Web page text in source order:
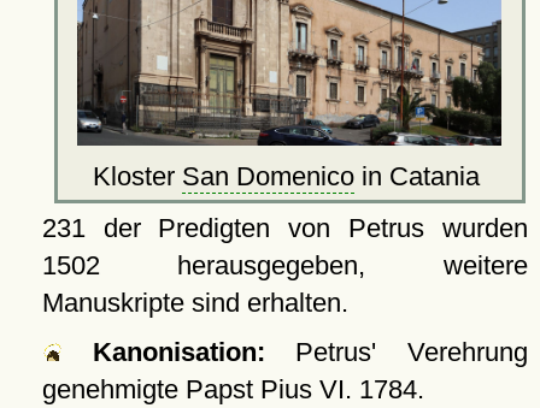
Kloster San Domenicoin Catania
231 der Predigten von Petrus wurden
1502 herausgegeben, weitere
Manuskripte sind erhalten.
Kanonisation: Petrus' Verehrung
genehmigte Papst Pius VI. 1784.